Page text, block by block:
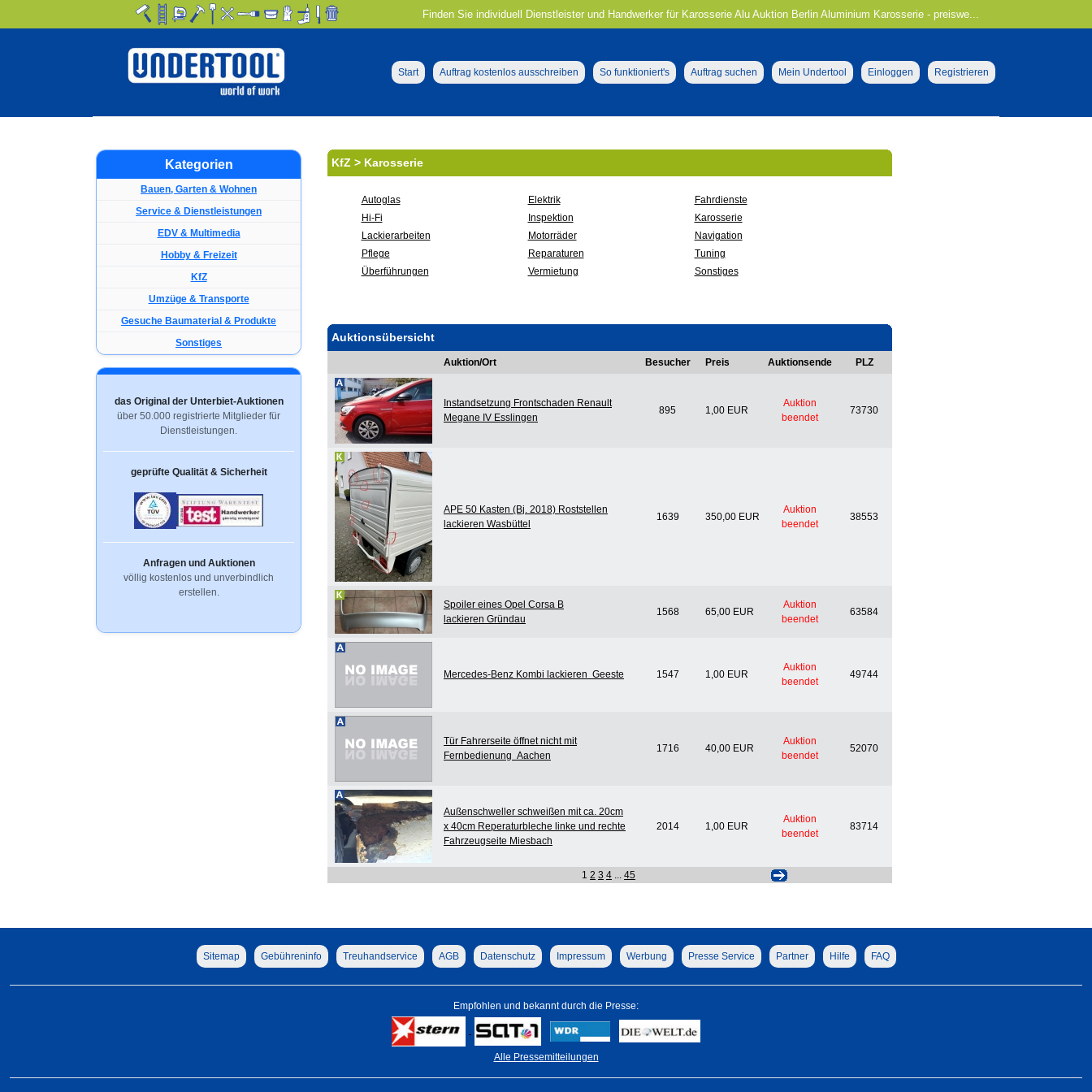
Finden Sie individuell Dienstleister und Handwerker für Karosserie Alu Auktion Berlin Aluminium Karosserie - preiswe...
Start Auftrag kostenlos ausschreiben So funktioniert's Auftrag suchen Mein Undertool Einloggen Registrieren
Kategorien
Bauen, Garten & Wohnen
Service & Dienstleistungen
EDV & Multimedia
Hobby & Freizeit
KfZ
Umzüge & Transporte
Gesuche Baumaterial & Produkte
Sonstiges
das Original der Unterbiet-Auktionen
über 50.000 registrierte Mitglieder für
Dienstleistungen.
geprüfte Qualität & Sicherheit
Anfragen und Auktionen
völlig kostenlos und unverbindlich
erstellen.
KfZ > Karosserie
Autoglas Elektrik
Fahrdienste
Hi-Fi
Inspektion
Karosserie
Lackierarbeiten
Motorräder
Navigation
Pflege
Reparaturen
Tuning
Überführungen
Vermietung Sonstiges
Auktionsübersicht
Auktion/Ort Besucher Preis Auktionsende PLZ
Instandsetzung Frontschaden Renault
Megane IV Esslingen
895 1,00 EUR
Auktion
beendet
73730
APE 50 Kasten (Bj. 2018) Roststellen
lackieren Wasbüttel
1639 350,00 EUR
Auktion
beendet
38553
Spoiler eines Opel Corsa B
lackieren Gründau
1568 65,00 EUR
Auktion
beendet
63584
Mercedes-Benz Kombi lackieren Geeste 1547 1,00 EUR
Auktion
beendet
49744
Tür Fahrerseite öffnet nicht mit
Fernbedienung Aachen
1716 40,00 EUR
Auktion
beendet
52070
Außenschweller schweißen mit ca. 20cm
x 40cm Reperaturbleche linke und rechte
Fahrzeugseite Miesbach
2014 1,00 EUR
Auktion
beendet
83714
1 2 3 4 45
Sitemap Gebühreninfo Treuhandservice AGB Datenschutz Impressum Werbung Presse Service Partner Hilfe FAQ
Empfohlen und bekannt durch die Presse:
Alle Pressemitteilungen